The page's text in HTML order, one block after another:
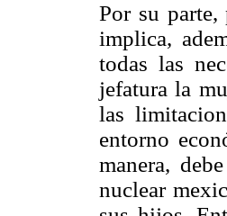
Por su
implica,
todas las
jefatura la
las
entorno
manera,
nuclear